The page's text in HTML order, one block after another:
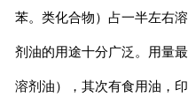
苯。类化合物）占一半左右
剂油的用途十分广泛。用量
溶剂油），其次有食用油，